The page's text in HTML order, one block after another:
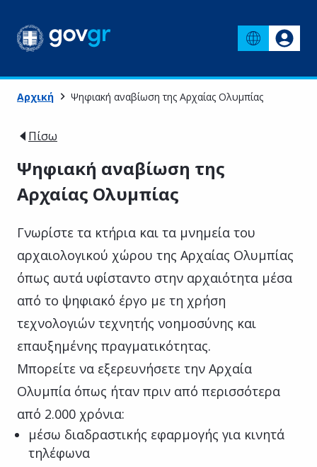
Αρχική Ψηφιακή αναβίωση της Αρχαίας Ολυμπίας
Πίσω
Ψηφιακή αναβίωση της
Αρχαίας Ολυμπίας
Γνωρίστε τα κτήρια και τα μνημεία του
αρχαιολογικού χώρου της Αρχαίας Ολυμπίας
όπως αυτά υφίσταντο στην αρχαιότητα μέσα
από το ψηφιακό έργο με τη χρήση
τεχνολογιών τεχνητής νοημοσύνης και
επαυξημένης πραγματικότητας.
Μπορείτε να εξερευνήσετε την Αρχαία
Ολυμπία όπως ήταν πριν από περισσότερα
από 2.000 χρόνια:
μέσω διαδραστικής εφαρμογής για κινητά
τηλέφωνα